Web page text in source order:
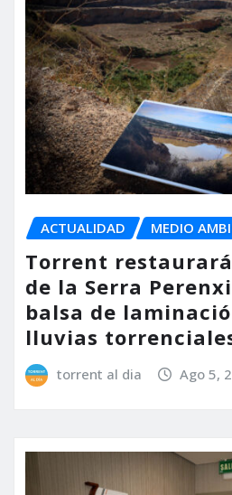
ACTUALIDAD MEDIO
Torrent
de la Serra
balsa de
lluvias
torrent al dia Ago 5,